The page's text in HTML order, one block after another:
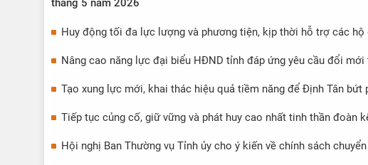
tháng 5 năm 2026
Huy động tối đa lực lượng và phương tiện, kịp thời hỗ trợ các hộ
Nâng cao năng lực đại biểu HĐND tỉnh đáp ứng yêu cầu đổi
Tạo xung lực mới, khai thác hiệu quả tiềm năng để Định Tân bứt
Tiếp tục củng cố, giữ vững và phát huy cao nhất tinh thần đoàn
Hội nghị Ban Thường vụ Tỉnh ủy cho ý kiến về chính sách